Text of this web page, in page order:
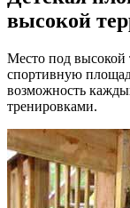
высокой
Место под высокой
спортивную
возможность
тренировками.